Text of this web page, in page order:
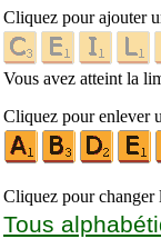
Cliquez pour ajouter
Vous avez atteint la
Cliquez pour enlever
Cliquez pour changer
Tous